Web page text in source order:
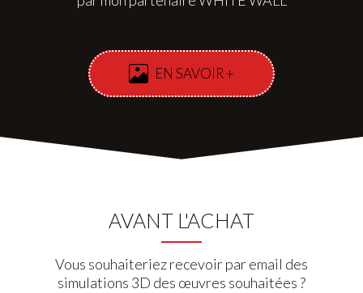
EN SAVOIR +
AVANT L'ACHAT
Vous souhaiteriez recevoir par email des
simulations 3D des œuvres souhaitées ?